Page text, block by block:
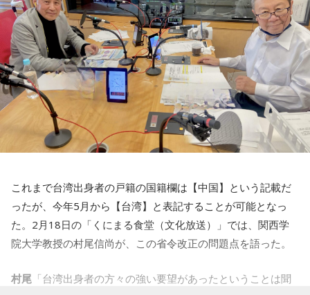
しっかりと検査をして、レントゲンを撮って、CTを撮ってと
いうことが必要になってきます」
大竹「先生の肌感覚ではコロナの患者さんは増えているとい
うことになりますか？」
倉持「コロナの患者さんに関しては増えています。発熱外来
の患者さんは激減していますが、コロナは少し増えてきてる
大竹 「お年寄りとか持病のある方が重症になっていくという
傾向は同じですか？」
てくる場合とですね、インフルエンザのように感染したこと
これまで台湾出身者の戸籍の国籍欄は【中国】という記載だ
ったが、今年5月から【台湾】と表記することが可能となっ
た。2月18日の「くにまる食堂（文化放送）」では、関西学
院大学教授の村尾信尚が、この省令改正の問題点を語った。
村尾 「台湾出身者の方々の強い要望があったということは聞